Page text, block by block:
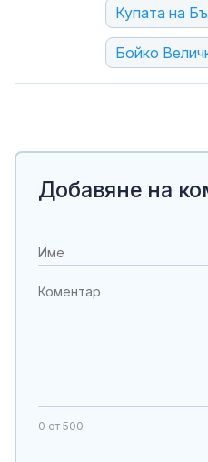
Купата на
Бойко
Добавяне на
0 от 500